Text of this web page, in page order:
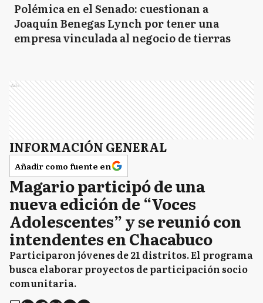
Polémica en el Senado: cuestionan a
Joaquín Benegas Lynch por tener una
empresa vinculada al negocio de tierras
Ads
INFORMACIÓN GENERAL
Añadir como fuente en
Magario participó de una
nueva edición de “Voces
Adolescentes” y se reunió con
intendentes en Chacabuco
Participaron jóvenes de 21 distritos. El programa
busca elaborar proyectos de participación socio
comunitaria.